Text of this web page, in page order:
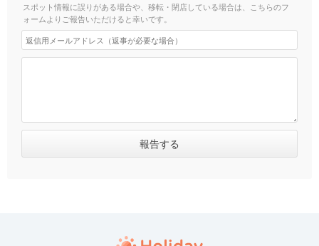
スポット情報に誤りがある場合や、移転・閉店している場合は、こちらのフ
ォームよりご報告いただけると幸いです。